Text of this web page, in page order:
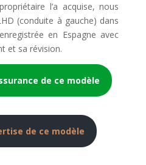
l’a acquise, nous
(conduite à gauche) dans
en Espagne avec
et sa révision.
de ce modèle
de ce modèle